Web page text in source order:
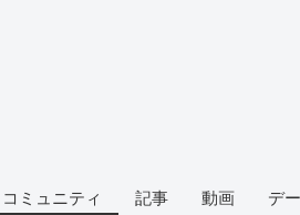
コミュニティ 記事 動画 デ